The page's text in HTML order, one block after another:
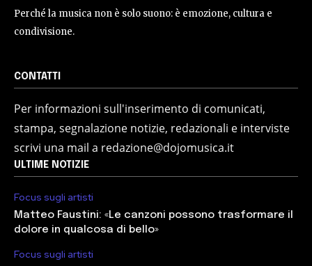
Perché la musica non è solo suono: è emozione, cultura e
condivisione.
CONTATTI
Per informazioni sull'inserimento di comunicati,
stampa, segnalazione notizie, redazionali e interviste
scrivi una mail a redazione@dojomusica.it
ULTIME NOTIZIE
Focus sugli artisti
Matteo Faustini: «Le canzoni possono trasformare il
dolore in qualcosa di bello»
Focus sugli artisti